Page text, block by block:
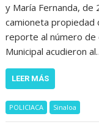
y María Fernanda, de
camioneta propiedad
reporte al número de
Municipal acudieron
LEER MÁS
POLICIACA Sinaloa